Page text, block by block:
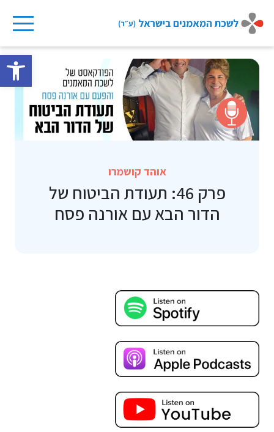
to
content
אוהד קושמרו
פרק 46: תעודת הביטוח של
הדור הבא עם אורנה פסח